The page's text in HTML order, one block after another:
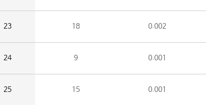
23 18 0.002
24 9 0.001
25 15 0.001